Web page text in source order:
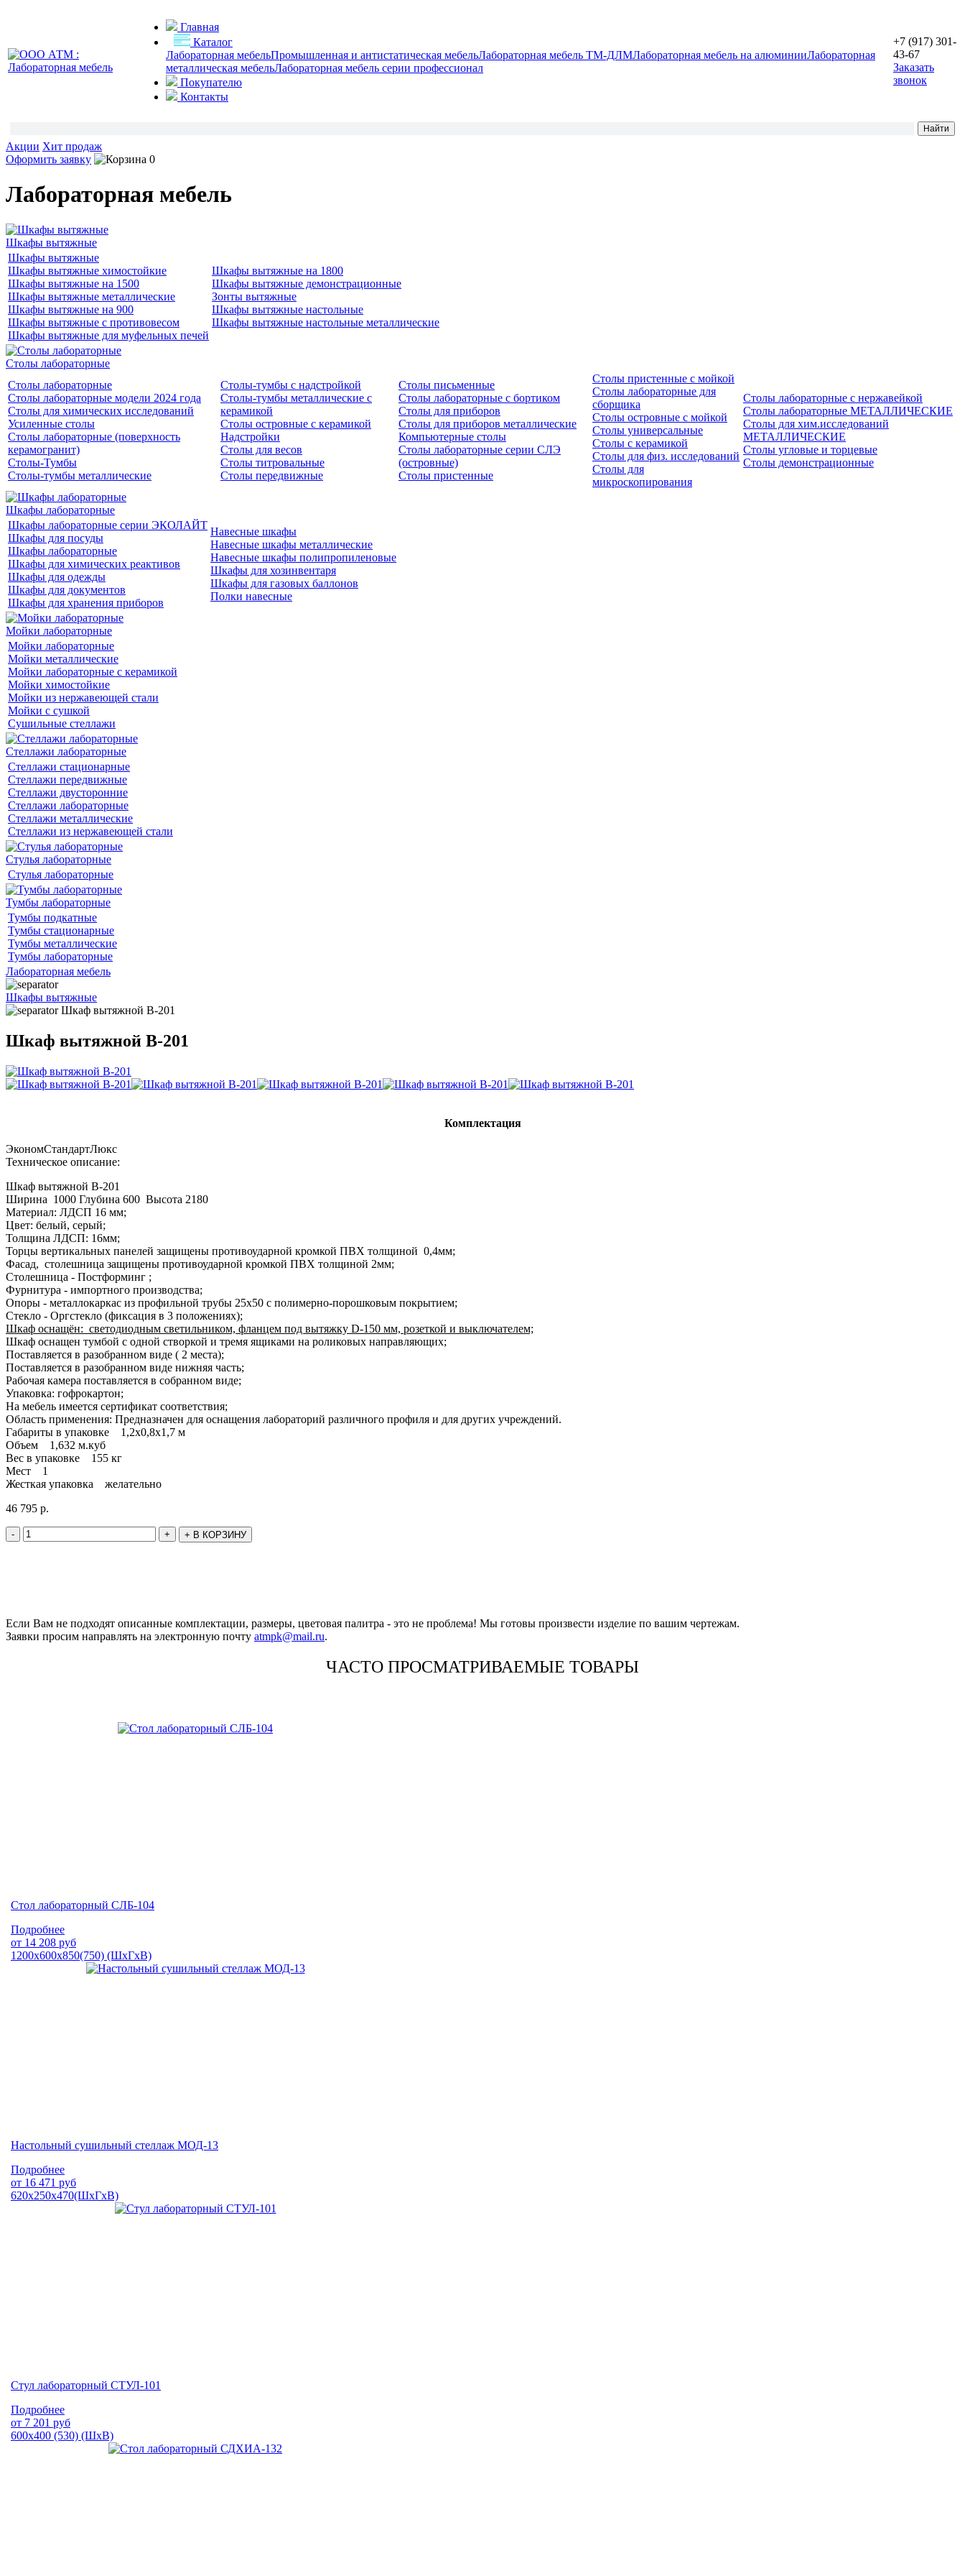
Главная
Каталог
Лабораторная мебельПромышленная и антистатическая мебельЛабораторная мебель ТМ-ДЛМЛабораторная мебель на алюминииЛабораторная
металлическая мебельЛабораторная мебель серии профессионал
Покупателю
Контакты
+7 (917) 301-
43-67
Заказать
звонок
Акции Хит продаж
Оформить заявку
0
Лабораторная мебель
Шкафы вытяжные
Шкафы вытяжные
Шкафы вытяжные химостойкие
Шкафы вытяжные на 1500
Шкафы вытяжные металлические
Шкафы вытяжные на 900
Шкафы вытяжные с противовесом
Шкафы вытяжные для муфельных печей
Шкафы вытяжные на 1800
Шкафы вытяжные демонстрационные
Зонты вытяжные
Шкафы вытяжные настольные
Шкафы вытяжные настольные металлические
Столы лабораторные
Столы лабораторные
Столы лабораторные модели 2024 года
Столы для химических исследований
Усиленные столы
Столы лабораторные (поверхность
керамогранит)
Столы-Тумбы
Столы-тумбы металлические
Столы-тумбы с надстройкой
Столы-тумбы металлические с
керамикой
Столы островные с керамикой
Надстройки
Столы для весов
Столы титровальные
Столы передвижные
Столы письменные
Столы лабораторные с бортиком
Столы для приборов
Столы для приборов металлические
Компьютерные столы
Столы лабораторные серии СЛЭ
(островные)
Столы пристенные
Столы пристенные с мойкой
Столы лабораторные для
сборщика
Столы островные с мойкой
Столы универсальные
Столы с керамикой
Столы для физ. исследований
Столы для
микроскопирования
Столы лабораторные с нержавейкой
Столы лабораторные МЕТАЛЛИЧЕСКИЕ
Столы для хим.исследований
МЕТАЛЛИЧЕСКИЕ
Столы угловые и торцевые
Столы демонстрационные
Шкафы лабораторные
Шкафы лабораторные серии ЭКОЛАЙТ
Шкафы для посуды
Шкафы лабораторные
Шкафы для химических реактивов
Шкафы для одежды
Шкафы для документов
Шкафы для хранения приборов
Навесные шкафы
Навесные шкафы металлические
Навесные шкафы полипропиленовые
Шкафы для хозинвентаря
Шкафы для газовых баллонов
Полки навесные
Мойки лабораторные
Мойки лабораторные
Мойки металлические
Мойки лабораторные с керамикой
Мойки химостойкие
Мойки из нержавеющей стали
Мойки с сушкой
Сушильные стеллажи
Стеллажи лабораторные
Стеллажи стационарные
Стеллажи передвижные
Стеллажи двусторонние
Стеллажи лабораторные
Стеллажи металлические
Стеллажи из нержавеющей стали
Стулья лабораторные
Стулья лабораторные
Тумбы лабораторные
Тумбы подкатные
Тумбы стационарные
Тумбы металлические
Тумбы лабораторные
Лабораторная мебель
Шкафы вытяжные
Шкаф вытяжной В-201
Шкаф вытяжной В-201
Комплектация
ЭкономСтандартЛюкс
Техническое описание:
Шкаф вытяжной В-201
Ширина 1000 Глубина 600 Высота 2180
Материал: ЛДСП 16 мм;
Цвет: белый, серый;
Толщина ЛДСП: 16мм;
Торцы вертикальных панелей защищены противоударной кромкой ПВХ толщиной 0,4мм;
Фасад, столешница защищены противоударной кромкой ПВХ толщиной 2мм;
Столешница - Постформинг ;
Фурнитура - импортного производства;
Опоры - металлокаркас из профильной трубы 25х50 с полимерно-порошковым покрытием;
Стекло - Оргстекло (фиксация в 3 положениях);
Шкаф оснащён: светодиодным светильником, фланцем под вытяжку D-150 мм, розеткой и выключателем;
Шкаф оснащен тумбой с одной створкой и тремя ящиками на роликовых направляющих;
Поставляется в разобранном виде ( 2 места);
Поставляется в разобранном виде нижняя часть;
Рабочая камера поставляется в собранном виде;
Упаковка: гофрокартон;
На мебель имеется сертификат соответствия;
Область применения: Предназначен для оснащения лабораторий различного профиля и для других учреждений.
Габариты в упаковке 1,2х0,8х1,7 м
Объем 1,632 м.куб
Вес в упаковке 155 кг
Мест 1
Жесткая упаковка желательно
46 795 р.
- + + В КОРЗИНУ
Если Вам не подходят описанные комплектации, размеры, цветовая палитра - это не проблема! Мы готовы произвести изделие по вашим чертежам.
Заявки просим направлять на электронную почту atmpk@mail.ru.
ЧАСТО ПРОСМАТРИВАЕМЫЕ ТОВАРЫ
Стол лабораторный СЛБ-104
Подробнее
от 14 208 руб
1200х600х850(750) (ШхГхВ)
Настольный сушильный стеллаж МОД-13
Подробнее
от 16 471 руб
620х250х470(ШхГхВ)
Стул лабораторный СТУЛ-101
Подробнее
от 7 201 руб
600х400 (530) (ШхВ)